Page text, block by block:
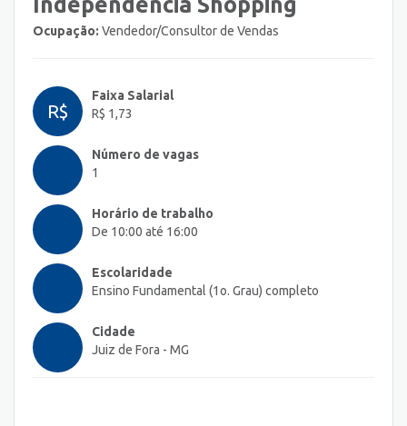
Ocupação: Vendedor/Consultor de Vendas
R$
Faixa Salarial
R$ 1,73
Número de vagas
1
Horário de trabalho
De 10:00 até 16:00
Escolaridade
Ensino Fundamental (1o. Grau) completo
Cidade
Juiz de Fora - MG